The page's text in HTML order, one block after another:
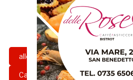
allenatore
Campitelli contratto